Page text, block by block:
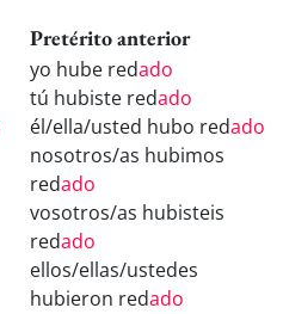
Pretérito anterior
yo hube redado
tú hubiste redado
él/ella/usted hubo redado
nosotros/as hubimos
redado
vosotros/as hubisteis
redado
ellos/ellas/ustedes
hubieron redado